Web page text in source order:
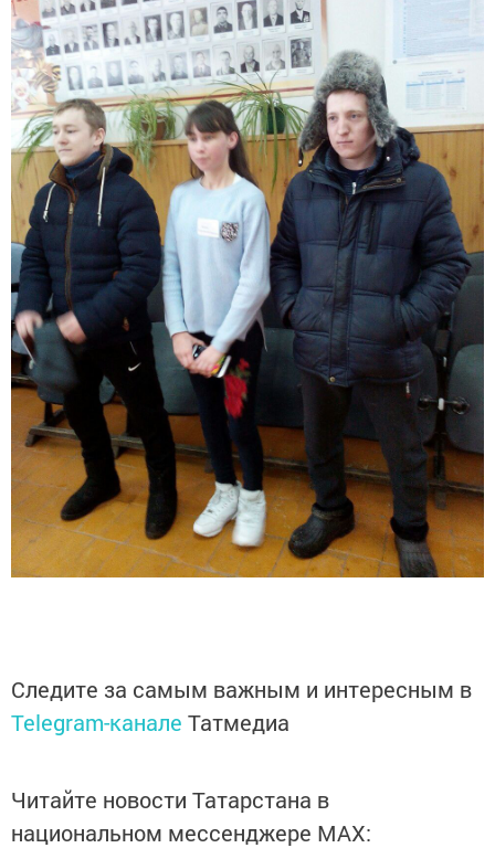
Следите за самым важным и интересным в
Telegram-канале Татмедиа
Читайте новости Татарстана в
национальном мессенджере MАХ: